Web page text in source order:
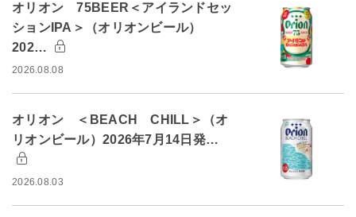
オリオン 75BEER＜アイランドセッ
ションIPA＞（オリオンビール）
202…
2026.08.08
オリオン ＜BEACH CHILL＞（オ
リオンビール）2026年7月14日発…
2026.08.03